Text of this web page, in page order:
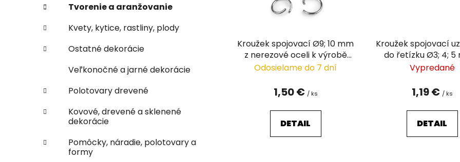
Tvorenie a aranžovanie
Kvety, kytice, rastliny, plody
Ostatné dekorácie
Veľkonočné a jarné dekorácie
Polotovary drevené
Kovové, drevené a sklenené
dekorácie
Pomôcky, náradie, polotovary a
formy
Kroužek spojovací Ø9; 10 mm
z nerezové oceli k výrobě
klíčenek
Odosielame do 7 dní
1,50 € / ks
DETAIL
Kroužek spojovací
do řetízku Ø3; 4; 5
nerezové
Vypredané
1,19 € / ks
DETAIL